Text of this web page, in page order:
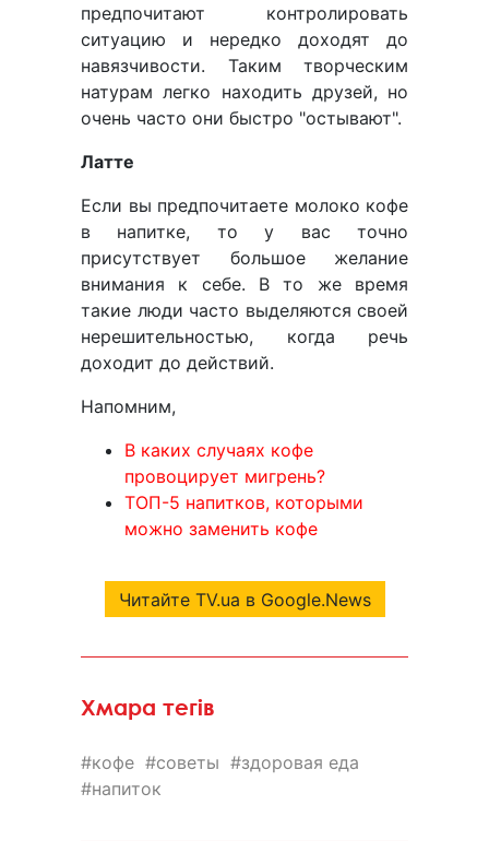
предпочитают контролировать
ситуацию и нередко доходят до
навязчивости. Таким творческим
натурам легко находить друзей, но
очень часто они быстро "остывают".
Латте
Если вы предпочитаете молоко кофе
в напитке, то у вас точно
присутствует большое желание
внимания к себе. В то же время
такие люди часто выделяются своей
нерешительностью, когда речь
доходит до действий.
Напомним,
В каких случаях кофе
провоцирует мигрень?
ТОП-5 напитков, которыми
можно заменить кофе
Читайте TV.ua в Google.News
Хмара тегів
кофе советы
здоровая еда
напиток